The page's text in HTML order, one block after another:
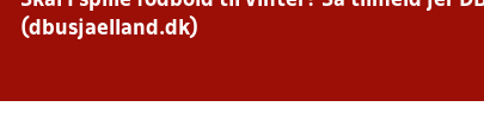
(dbusjaelland.dk)